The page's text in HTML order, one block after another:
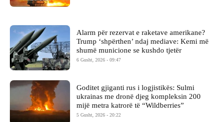
Alarm për rezervat e raketave amerikane?
Trump ‘shpërthen’ ndaj mediave: Kemi më
shumë municione se kushdo tjetër
6 Gusht, 2026 - 09:47
Goditet gjiganti rus i logjistikës: Sulmi
ukrainas me dronë djeg kompleksin 200
mijë metra katrorë të “Wildberries”
5 Gusht, 2026 - 20:22